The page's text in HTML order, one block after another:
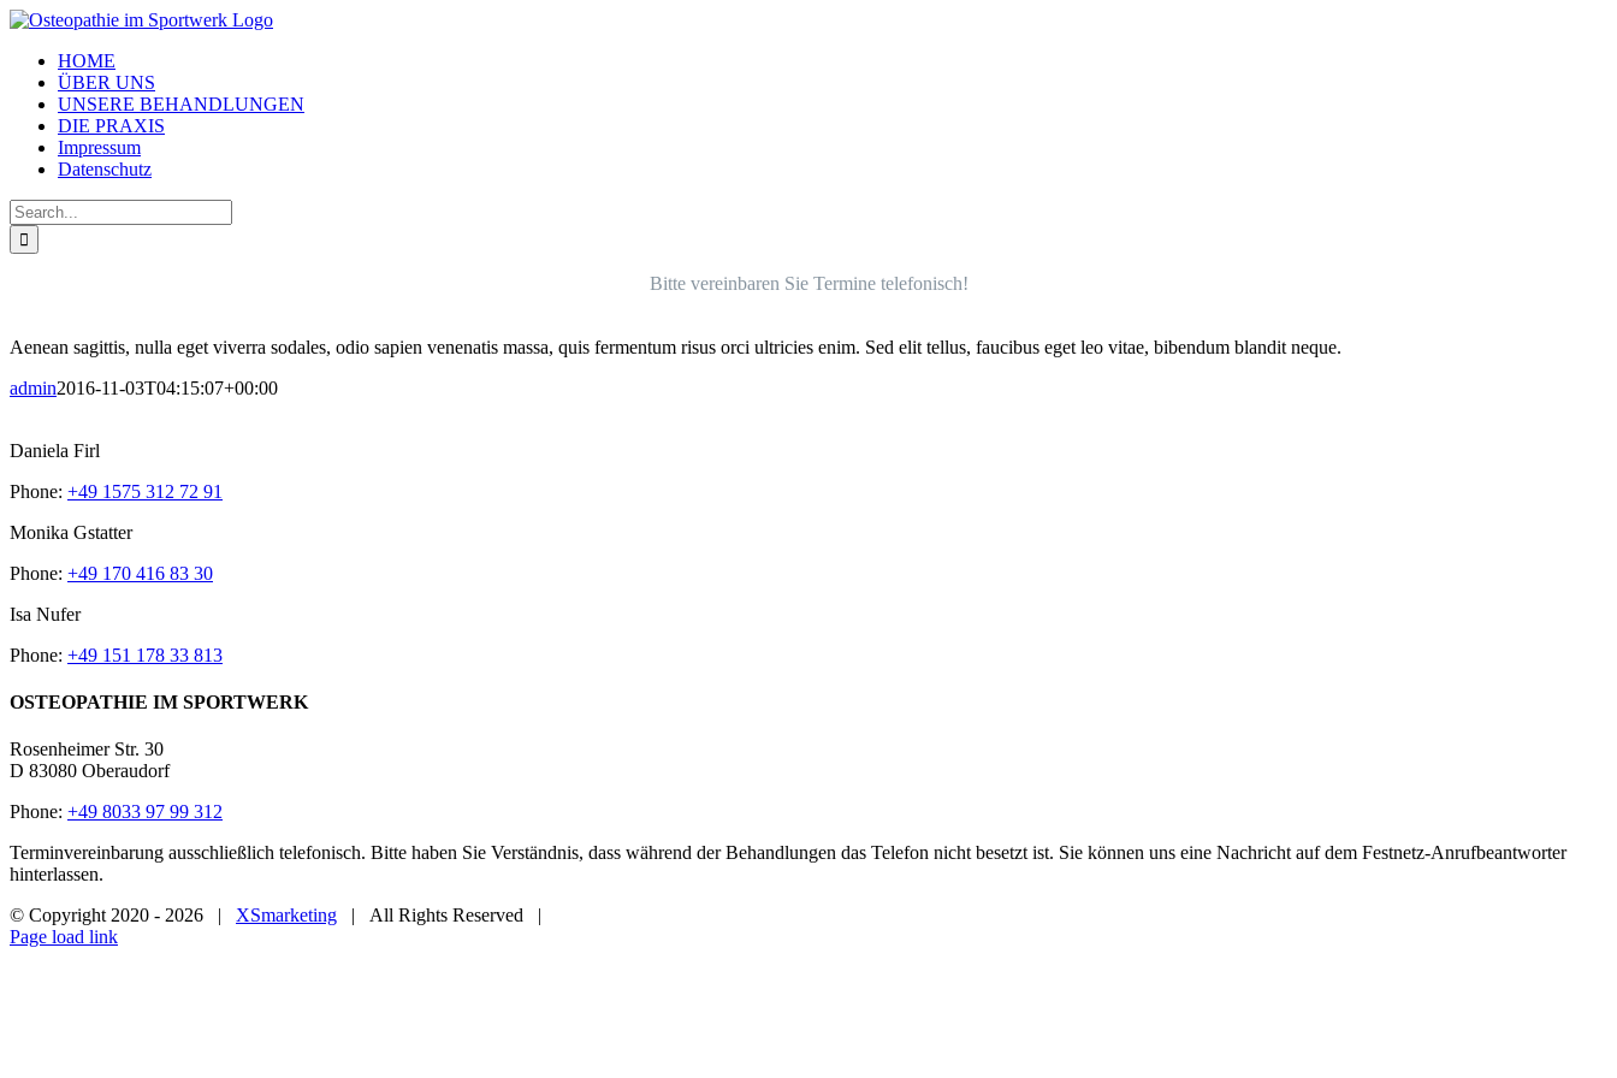
Skip
contentHOME
ÜBER UNS
UNSERE BEHANDLUNGEN
DIE PRAXIS
Impressum
Datenschutz
Search
for:
Bitte vereinbaren Sie Termine telefonisch!
Aenean sagittis, nulla eget viverra sodales, odio sapien venenatis massa, quis fermentum risus orci ultricies enim. Sed elit tellus, faucibus eget leo vitae, bibendum blandit neque.
admin2016-11-03T04:15:07+00:00
Daniela Firl
Phone: +49 1575 312 72 91
Monika Gstatter
Phone: +49 170 416 83 30
Isa Nufer
Phone: +49 151 178 33 813
OSTEOPATHIE IM SPORTWERK
Rosenheimer Str. 30
D 83080 Oberaudorf
Phone: +49 8033 97 99 312
Terminvereinbarung ausschließlich telefonisch. Bitte haben Sie Verständnis, dass während der Behandlungen das Telefon nicht besetzt ist. Sie können uns eine Nachricht auf dem Festnetz-Anrufbeantworter
hinterlassen.
© Copyright 2020 - 2026 | XSmarketing | All Rights Reserved |
Page load link